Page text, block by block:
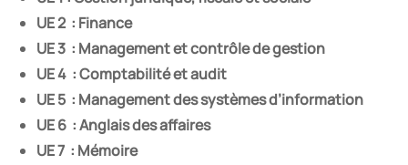
UE 2 : Finance
UE 3 : Management et contrôle de gestion
UE 4 : Comptabilité et audit
UE 5 : Management des systèmes d’information
UE 6 : Anglais des affaires
UE 7 : Mémoire